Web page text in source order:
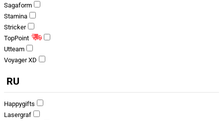
Sagaform
Stamina
Stricker
TopPoint
Utteam
Voyager XD
RU
Happygifts
Lasergraf